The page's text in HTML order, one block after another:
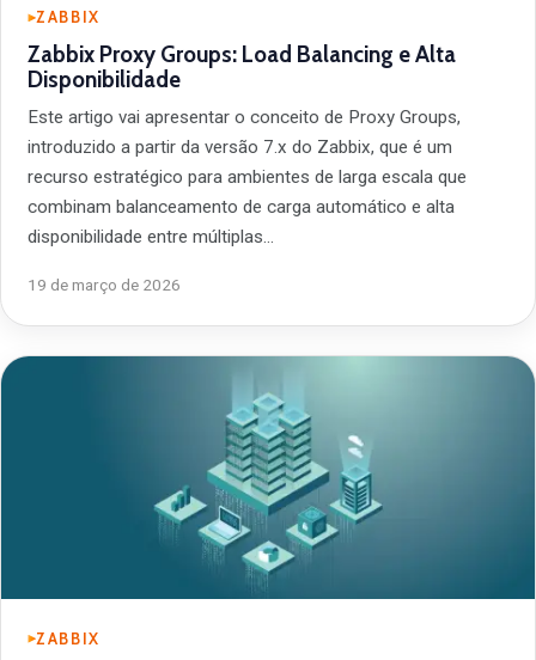
ZABBIX
Zabbix Proxy Groups: Load Balancing e Alta
Disponibilidade
Este artigo vai apresentar o conceito de Proxy Groups,
introduzido a partir da versão 7.x do Zabbix, que é um
recurso estratégico para ambientes de larga escala que
combinam balanceamento de carga automático e alta
disponibilidade entre múltiplas…
19 de março de 2026
ZABBIX